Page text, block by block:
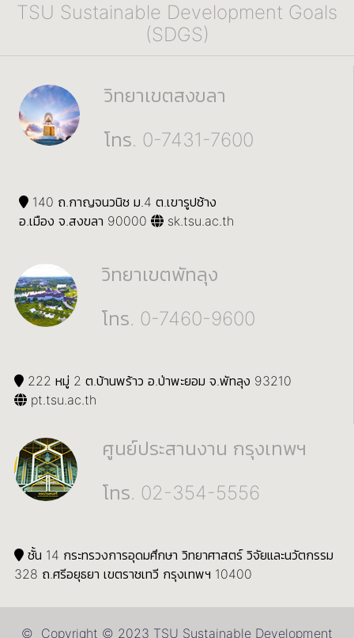
TSU Sustainable Development Goals
(SDGS)
วิทยาเขตสงขลา
โทร. 0-7431-7600
140 ถ.กาญจนวนิช ม.4 ต.เขารูปช้าง
อ.เมือง จ.สงขลา 90000
sk.tsu.ac.th
วิทยาเขตพัทลุง
โทร. 0-7460-9600
222 หมู่ 2 ต.บ้านพร้าว อ.ป่าพะยอม จ.พัทลุง 93210
pt.tsu.ac.th
ศูนย์ประสานงาน กรุงเทพฯ
โทร. 02-354-5556
ชั้น 14 กระทรวงการอุดมศึกษา วิทยาศาสตร์ วิจัยและนวัตกรรม
328 ถ.ศรีอยุธยา เขตราชเทวี กรุงเทพฯ 10400
© Copyright © 2023 TSU Sustainable Development